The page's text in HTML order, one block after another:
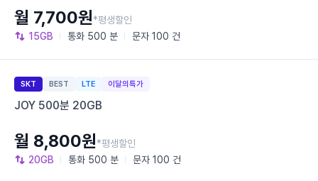
15GB 통화 500 분 문자 100 건
월 7,700원*평생할인
SKT BEST LTE 이달의특가
JOY 500분 20GB
20GB 통화 500 분 문자 100 건
월 8,800원*평생할인